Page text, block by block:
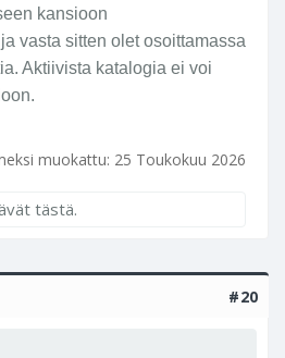
kansioon
vasta sitten olet osoittamassa
Aktiivista katalogia ei voi
muokattu: 25 Toukokuu 2026
tästä.
#20